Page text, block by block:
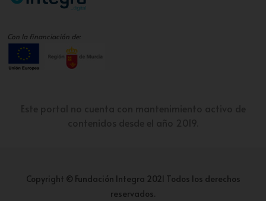
Con la financiación de:
Copyright © Fundación Integra 2021 Todos los derechos
reservados.